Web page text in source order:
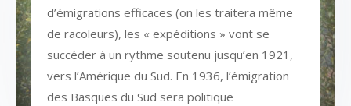
d’émigrations efficaces (on les traitera même
de racoleurs), les « expéditions » vont se
succéder à un rythme soutenu jusqu’en 1921,
vers l’Amérique du Sud. En 1936, l’émigration
des Basques du Sud sera politique